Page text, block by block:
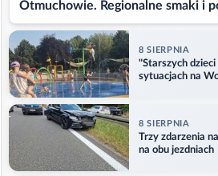
Otmuchowie. Regionalne smaki i
8 SIERPNIA
"Starszych dzieci
sytuacjach na
8 SIERPNIA
Trzy zdarzenia
na obu jezdniach